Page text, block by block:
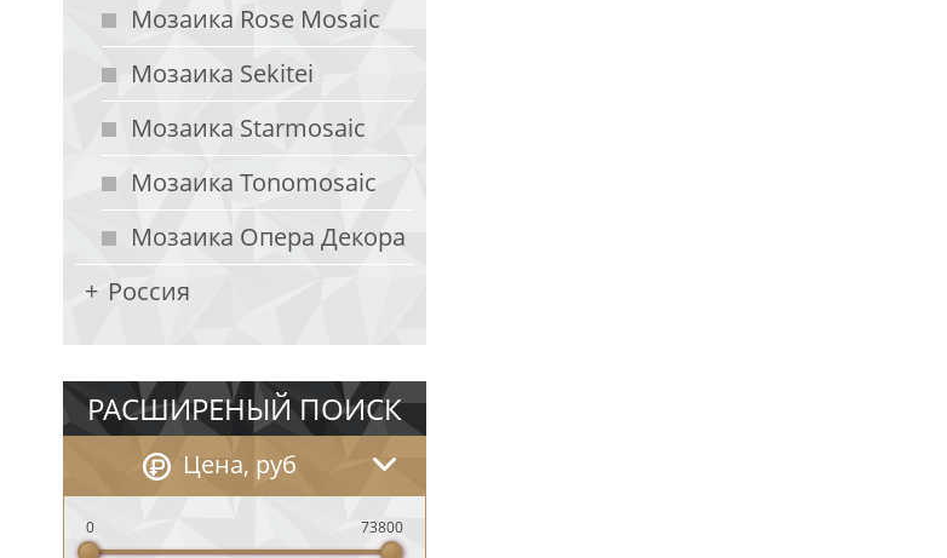
Мозаика Rose Mosaic
Мозаика Sekitei
Мозаика Starmosaic
Мозаика Tonomosaic
Мозаика Опера Декора
Россия
РАСШИРЕНЫЙ ПОИСК
Цена, руб
0 73800